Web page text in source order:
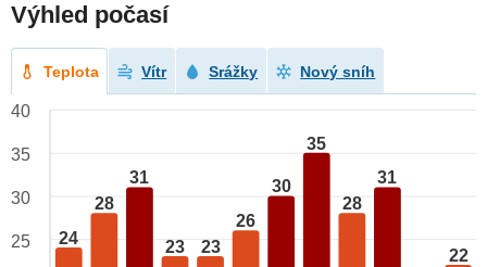
Výhled počasí
Teplota Vítr Srážky Nový sníh
24
28
31
23 23
26
30
35
28
31
22
40
35
30
25